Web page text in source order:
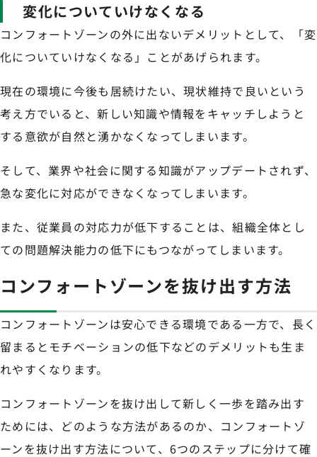
変化についていけなくなる
コンフォートゾーンの外に出ないデメリットとして、「変
化についていけなくなる」ことがあげられます。
現在の環境に今後も居続けたい、現状維持で良いという
考え方でいると、新しい知識や情報をキャッチしようと
する意欲が自然と湧かなくなってしまいます。
そして、業界や社会に関する知識がアップデートされず、
急な変化に対応ができなくなってしまいます。
また、従業員の対応力が低下することは、組織全体とし
ての問題解決能力の低下にもつながってしまいます。
コンフォートゾーンを抜け出す方法
コンフォートゾーンは安心できる環境である一方で、長く
留まるとモチベーションの低下などのデメリットも生ま
れやすくなります。
コンフォートゾーンを抜け出して新しく一歩を踏み出す
ためには、どのような方法があるのか、コンフォートゾ
ーンを抜け出す方法について、6つのステップに分けて確